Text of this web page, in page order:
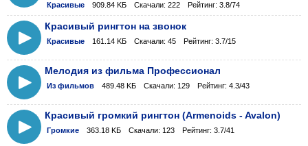
Красивые 909.84 KБ Скачали: 222 Рейтинг: 3.8/74
Красивый рингтон на звонок
Красивые 161.14 KБ Скачали: 45 Рейтинг: 3.7/15
Мелодия из фильма Профессионал
Из фильмов 489.48 KБ Скачали: 129 Рейтинг: 4.3/43
Красивый громкий рингтон (Armenoids - Avalon)
Громкие 363.18 KБ Скачали: 123 Рейтинг: 3.7/41